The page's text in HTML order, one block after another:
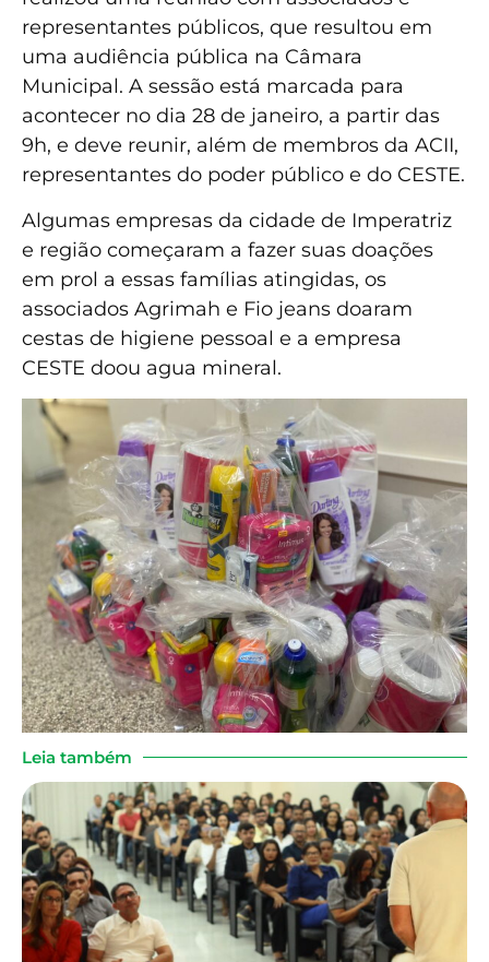
representantes públicos, que resultou em
uma audiência pública na Câmara
Municipal. A sessão está marcada para
acontecer no dia 28 de janeiro, a partir das
9h, e deve reunir, além de membros da ACII,
representantes do poder público e do CESTE.
Algumas empresas da cidade de Imperatriz
e região começaram a fazer suas doações
em prol a essas famílias atingidas, os
associados Agrimah e Fio jeans doaram
cestas de higiene pessoal e a empresa
CESTE doou agua mineral.
Leia também